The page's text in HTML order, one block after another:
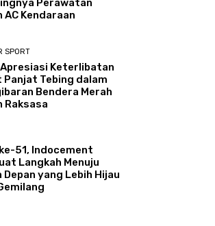
AC Kendaraan
SPORT
Apresiasi Keterlibatan
Tebing dalam
Bendera Merah
Raksasa
51, Indocement
Langkah Menuju
Depan yang Lebih Hijau